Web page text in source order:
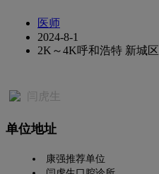
医师
2024-8-1
2K～4K呼和浩特 新城区
闫虎生
单位地址
康强推荐单位